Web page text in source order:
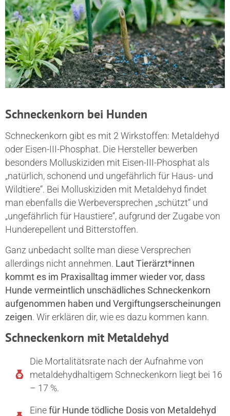
Schneckenkorn bei Hunden
Schneckenkorn gibt es mit 2 Wirkstoffen: Metaldehyd
oder Eisen-III-Phosphat. Die Hersteller bewerben
besonders Molluskiziden mit Eisen-III-Phosphat als
„natürlich, schonend und ungefährlich für Haus- und
Wildtiere“. Bei Molluskiziden mit Metaldehyd findet
man ebenfalls die Werbeversprechen „schützt“ und
„ungefährlich für Haustiere“, aufgrund der Zugabe von
Hunderepellent und Bitterstoffen.
Ganz unbedacht sollte man diese Versprechen
allerdings nicht annehmen. Laut Tierärzt*innen
kommt es im Praxisalltag immer wieder vor, dass
Hunde vermeintlich unschädliches Schneckenkorn
aufgenommen haben und Vergiftungserscheinungen
zeigen. Wir erklären dir, wie es dazu kommen kann.
Schneckenkorn mit Metaldehyd
Die Mortalitätsrate nach der Aufnahme von
metaldehydhaltigem Schneckenkorn liegt bei 16
– 17 %.
Einefür Hunde tödliche Dosis von Metaldehyd